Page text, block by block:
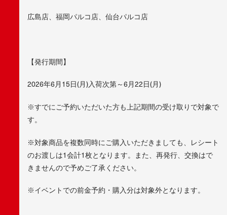
広島店、福岡パルコ店、仙台パルコ店
【発行期間】
2026年6月15日(月)入荷次第～6月22日(月)
※すでにご予約いただいた方も上記期間の受け取りで対象で
す。
※対象商品を複数同時にご購入いただきましても、レシート
のお渡しは1会計1枚となります。また、再発行、交換はで
きませんので予めご了承ください。
※イベントでの前金予約・購入分は対象外となります。